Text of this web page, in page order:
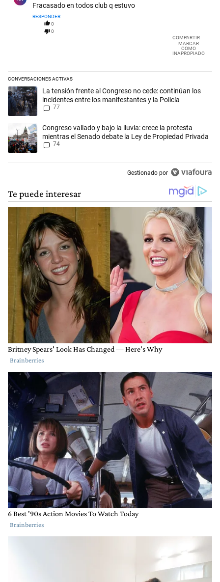
Fracasado en todos club q estuvo
RESPONDER
0
0
COMPARTIR
MARCAR
COMO
INAPROPIADO
CONVERSACIONES ACTIVAS
Este listado muestra los artículos con más comentarios en los
Un artículo de tendencia con el título "La tensión frente al Congreso
La tensión frente al Congreso no cede: continúan los
incidentes entre los manifestantes y la Policía
77
Un artículo de tendencia con el título "Congreso vallado y bajo la
Congreso vallado y bajo la lluvia: crece la protesta
mientras el Senado debate la Ley de Propiedad Privada
74
Gestionado por